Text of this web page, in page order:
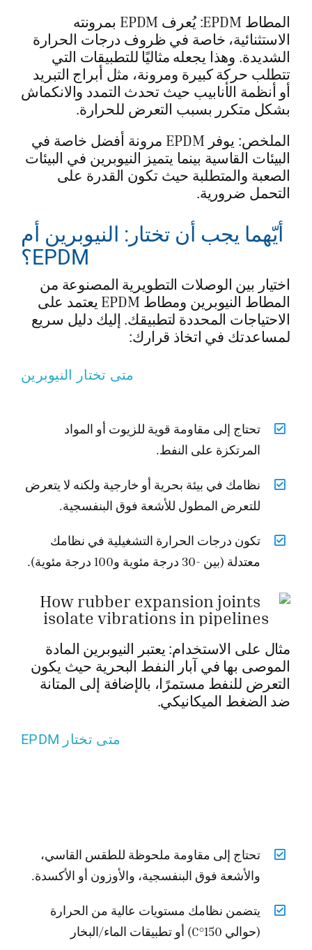
المطاط EPDM: يُعرف EPDM بمرونته
الاستثنائية، خاصة في ظروف درجات الحرارة
الشديدة. وهذا يجعله مثاليًا للتطبيقات التي
تتطلب حركة كبيرة ومرونة، مثل أبراج التبريد
أو أنظمة الأنابيب حيث تحدث التمدد والانكماش
بشكل متكرر بسبب التعرض للحرارة.
الملخص: يوفر EPDM مرونة أفضل خاصة في
البيئات القاسية بينما يتميز النيوبرين في البيئات
الصعبة والمتطلبة حيث تكون القدرة على
التحمل ضرورية.
أيّهما يجب أن تختار: النيوبرين أم
EPDM؟
اختيار بين الوصلات التطويرية المصنوعة من
المطاط النيوبرين ومطاط EPDM يعتمد على
الاحتياجات المحددة لتطبيقك. إليك دليل سريع
لمساعدتك في اتخاذ قرارك:
متى تختار النيوبرين
تحتاج إلى مقاومة قوية للزيوت أو المواد
المرتكزة على النفط.
نظامك في بيئة بحرية أو خارجية ولكنه لا يتعرض
للتعرض المطول للأشعة فوق البنفسجية.
تكون درجات الحرارة التشغيلية في نظامك
معتدلة (بين -30 درجة مئوية و100 درجة مئوية).
مثال على الاستخدام: يعتبر النيوبرين المادة
الموصى بها في آبار النفط البحرية حيث يكون
التعرض للنفط مستمرًا، بالإضافة إلى المتانة
ضد الضغط الميكانيكي.
متى تختار EPDM
تحتاج إلى مقاومة ملحوظة للطقس القاسي،
والأشعة فوق البنفسجية، والأوزون أو الأكسدة.
يتضمن نظامك مستويات عالية من الحرارة
(حوالي 150°C) أو تطبيقات الماء/البخار